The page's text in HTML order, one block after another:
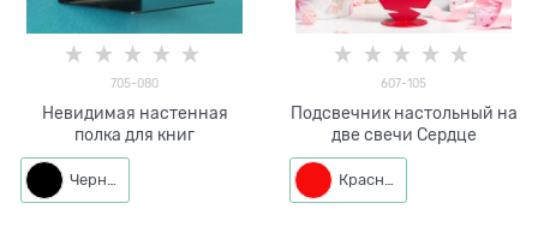
705-080
Невидимая настенная
полка для книг
Черный
607-105
Подсвечник настольный на
две свечи Сердце
Красный